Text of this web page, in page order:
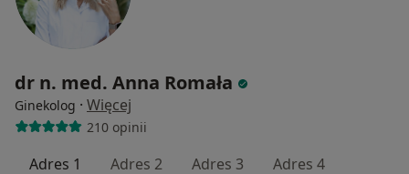
dr n. med. Anna Romała
Ginekolog · Więcej
210 opinii
Adres 1 Adres 2 Adres 3 Adres 4